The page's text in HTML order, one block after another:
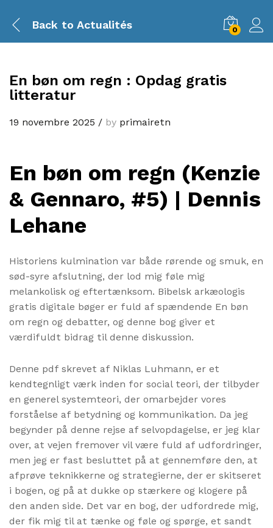
Back to Actualités 0
En bøn om regn : Opdag gratis
litteratur
19 novembre 2025 / by primairetn
En bøn om regn (Kenzie
& Gennaro, #5) | Dennis
Lehane
Historiens kulmination var både rørende og smuk, en
sød-syre afslutning, der lod mig føle mig
melankolisk og eftertænksom. Bibelsk arkæologis
gratis digitale bøger er fuld af spændende En bøn
om regn og debatter, og denne bog giver et
værdifuldt bidrag til denne diskussion.
Denne pdf skrevet af Niklas Luhmann, er et
kendtegnligt værk inden for social teori, der tilbyder
en generel systemteori, der omarbejder vores
forståelse af betydning og kommunikation. Da jeg
begynder på denne rejse af selvopdagelse, er jeg klar
over, at vejen fremover vil være fuld af udfordringer,
men jeg er fast besluttet på at gennemføre den, at
afprøve teknikkerne og strategierne, der er skitseret
i bogen, og på at dukke op stærkere og klogere på
den anden side. Det var en bog, der udfordrede mig,
der fik mig til at tænke og føle og spørge, et sandt